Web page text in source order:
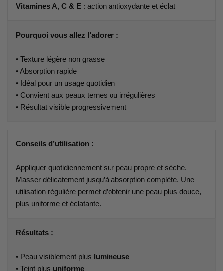
Vitamines A, C & E : action antioxydante et éclat
Pourquoi vous allez l’adorer :
• Texture légère non grasse
• Absorption rapide
• Idéal pour un usage quotidien
• Convient aux peaux ternes ou irrégulières
• Résultat visible progressivement
Conseils d’utilisation :
Appliquer quotidiennement sur peau propre et sèche.
Masser délicatement jusqu’à absorption complète. Une
utilisation régulière permet d’obtenir une peau plus douce,
plus uniforme et éclatante.
Résultats :
• Peau visiblement plus lumineuse
• Teint plus uniforme